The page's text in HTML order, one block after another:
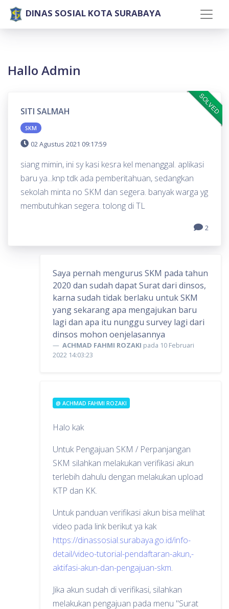
DINAS SOSIAL KOTA SURABAYA
Hallo Admin
SOLVED
SITI SALMAH
SKM
02 Agustus 2021 09:17:59
siang mimin, ini sy kasi kesra kel menanggal. aplikasi
baru ya...knp tdk ada pemberitahuan, sedangkan
sekolah minta no SKM dan segera. banyak warga yg
membutuhkan segera. tolong di TL
2
Saya pernah mengurus SKM pada tahun
2020 dan sudah dapat Surat dari dinsos,
karna sudah tidak berlaku untuk SKM
yang sekarang apa mengajukan baru
lagi dan apa itu nunggu survey lagi dari
dinsos mohon oenjelasannya
ACHMAD FAHMI ROZAKI pada 10 Februari
2022 14:03:23
@ ACHMAD FAHMI ROZAKI
Halo kak
Untuk Pengajuan SKM / Perpanjangan
SKM silahkan melakukan verifikasi akun
terlebih dahulu dengan melakukan upload
KTP dan KK.
Untuk panduan verifikasi akun bisa melihat
video pada link berikut ya kak
https://dinassosial.surabaya.go.id/info-
detail/video-tutorial-pendaftaran-akun,-
aktifasi-akun-dan-pengajuan-skm.
Jika akun sudah di verifikasi, silahkan
melakukan pengajuan pada menu "Surat